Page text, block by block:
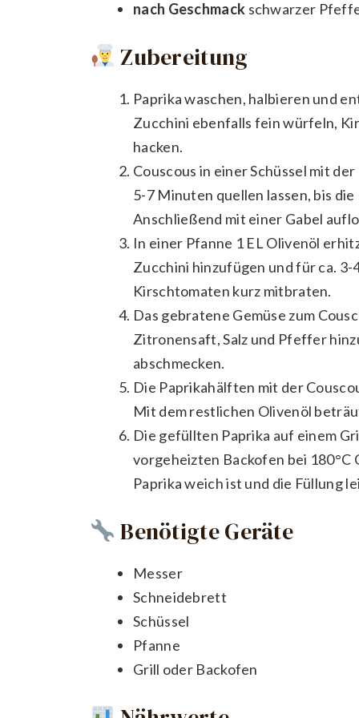
nach Geschmack schwarzer
Zubereitung
Paprika waschen, halbieren und
Zucchini ebenfalls fein würfeln,
hacken.
Couscous in einer Schüssel mit
5-7 Minuten quellen lassen, bis
Anschließend mit einer Gabel
In einer Pfanne 1 EL Olivenöl
Zucchini hinzufügen und für ca.
Kirschtomaten kurz mitbraten.
Das gebratene Gemüse zum
Zitronensaft, Salz und Pfeffer
abschmecken.
Die Paprikahälften mit der
Mit dem restlichen Olivenöl
Die gefüllten Paprika auf einem
vorgeheizten Backofen bei
Paprika weich ist und die Füllung
Benötigte Geräte
Messer
Schneidebrett
Schüssel
Pfanne
Grill oder Backofen